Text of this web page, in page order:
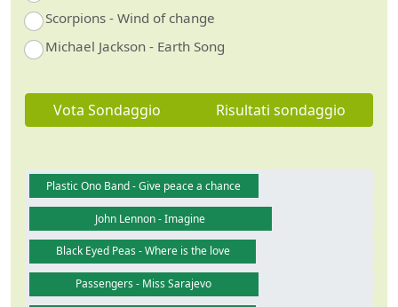
Scorpions - Wind of change
Michael Jackson - Earth Song
Vota Sondaggio Risultati sondaggio
Plastic Ono Band - Give peace a chance
John Lennon - Imagine
Black Eyed Peas - Where is the love
Passengers - Miss Sarajevo